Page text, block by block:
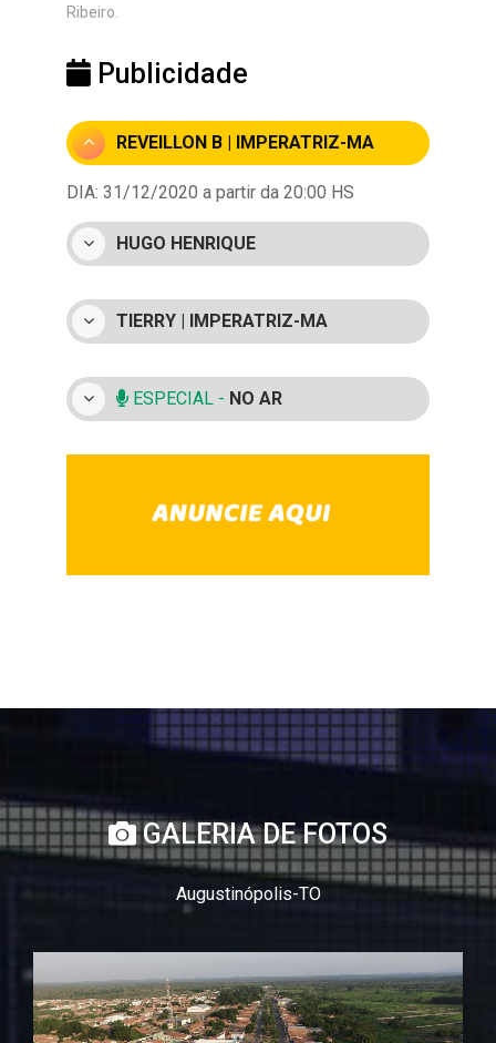
Ribeiro.
Publicidade
REVEILLON B | IMPERATRIZ-MA
DIA: 31/12/2020 a partir da 20:00 HS
HUGO HENRIQUE
TIERRY | IMPERATRIZ-MA
ESPECIAL - NO AR
GALERIA DE FOTOS
Augustinópolis-TO